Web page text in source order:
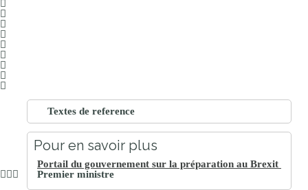
Textes de reference
Pour en savoir plus
Portail du gouvernement sur la préparation au Brexit
Premier ministre